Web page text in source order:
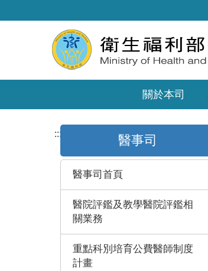
關於本司
::: 醫事司
醫事司首頁
醫院評鑑及教學醫院評鑑相
關業務
重點科別培育公費醫師制度
計畫